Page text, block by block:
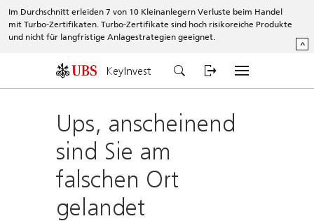
Im Durchschnitt erleiden 7 von 10 Kleinanlegern Verluste beim Handel
mit Turbo-Zertifikaten. Turbo-Zertifikate sind hoch risikoreiche Produkte
und nicht für langfristige Anlagestrategien geeignet.
^
KeyInvest
Ups, anscheinend
sind Sie am
falschen Ort
gelandet